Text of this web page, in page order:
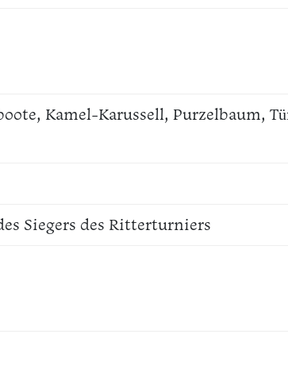
Kamel-Karussell, Purzelbaum,
Siegers des Ritterturniers